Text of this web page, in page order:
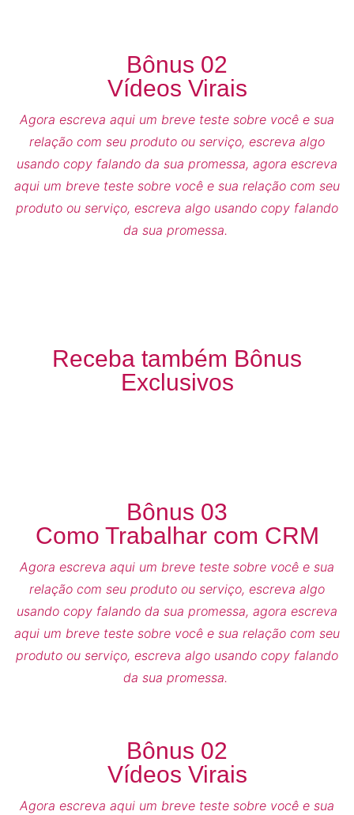
Bônus 02
Vídeos Virais
Agora escreva aqui um breve teste sobre você e sua
relação com seu produto ou serviço, escreva algo
usando copy falando da sua promessa, agora escreva
aqui um breve teste sobre você e sua relação com seu
produto ou serviço, escreva algo usando copy falando
da sua promessa.
Receba também Bônus
Exclusivos
Bônus 03
Como Trabalhar com CRM
Agora escreva aqui um breve teste sobre você e sua
relação com seu produto ou serviço, escreva algo
usando copy falando da sua promessa, agora escreva
aqui um breve teste sobre você e sua relação com seu
produto ou serviço, escreva algo usando copy falando
da sua promessa.
Bônus 02
Vídeos Virais
Agora escreva aqui um breve teste sobre você e sua